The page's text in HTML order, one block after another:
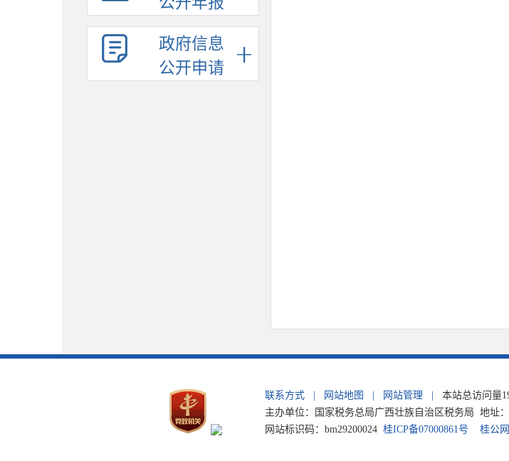
政府信息
公开申请
联系方式 网站地图 网站管理 本站总访问量
主办单位：国家税务总局广西壮族自治区税务局 地址
网站标识码：bm29200024 桂ICP备07000861号 桂公